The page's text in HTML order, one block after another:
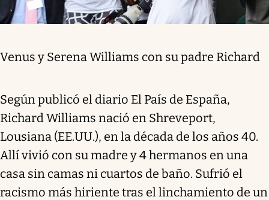
Venus y Serena Williams con su padre Richard
Según publicó el diario El País de España,
Richard Williams nació en Shreveport,
Lousiana (EE.UU.), en la década de los años 40.
Allí vivió con su madre y 4 hermanos en una
casa sin camas ni cuartos de baño. Sufrió el
racismo más hiriente tras el linchamiento de un